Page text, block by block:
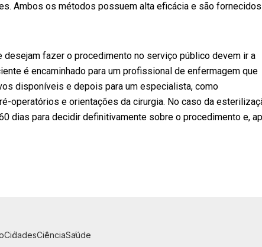
Ambos os métodos possuem alta eficácia e são fornecidos
fazer o procedimento no serviço público devem ir a
é encaminhado para um profissional de enfermagem que
disponíveis e depois para um especialista, como
operatórios e orientações da cirurgia. No caso da
dias para decidir definitivamente sobre o procedimento e,
CidadesCiênciaSaúde